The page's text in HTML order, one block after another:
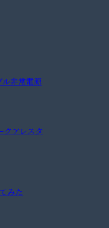
非常電源
クアレスタ
みた